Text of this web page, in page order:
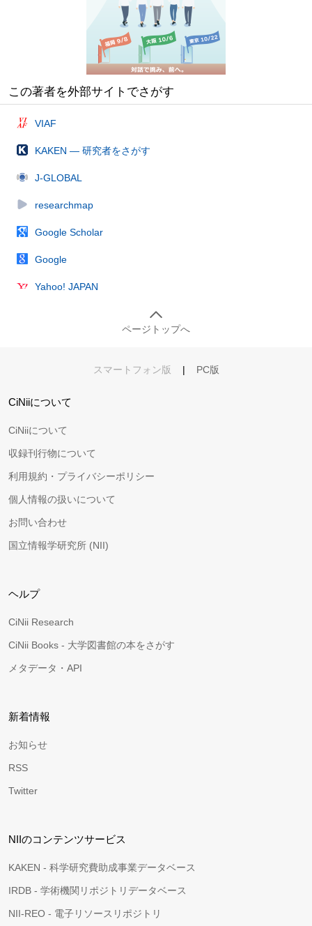
この著者を外部サイトでさがす
VIAF
KAKEN — 研究者をさがす
J-GLOBAL
researchmap
Google Scholar
Google
Yahoo! JAPAN
ページトップへ
スマートフォン版 | PC版
CiNiiについて
CiNiiについて
収録刊行物について
利用規約・プライバシーポリシー
個人情報の扱いについて
お問い合わせ
国立情報学研究所 (NII)
ヘルプ
CiNii Research
CiNii Books - 大学図書館の本をさがす
メタデータ・API
新着情報
お知らせ
RSS
Twitter
NIIのコンテンツサービス
KAKEN - 科学研究費助成事業データベース
IRDB - 学術機関リポジトリデータベース
NII-REO - 電子リソースリポジトリ